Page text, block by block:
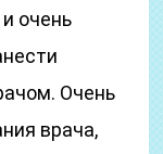
очень
Очень
врача,